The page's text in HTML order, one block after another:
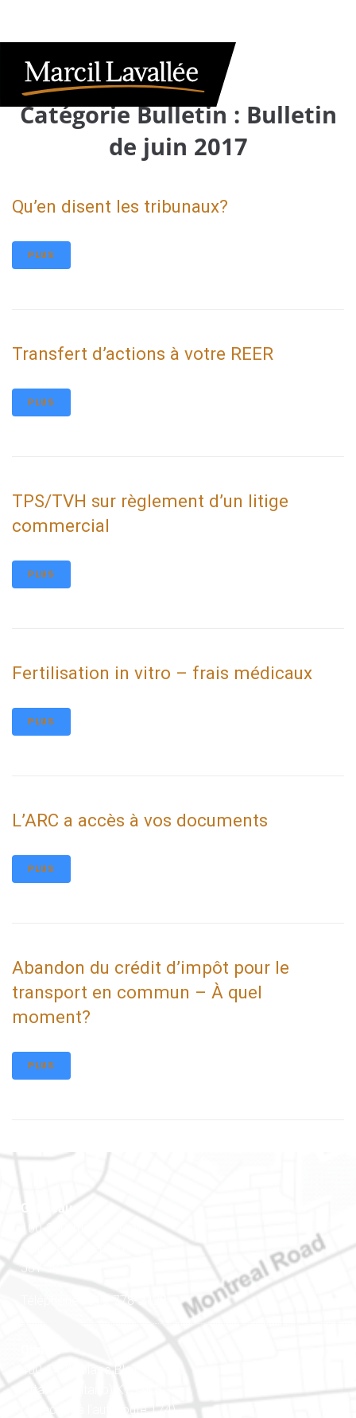
Catégorie Bulletin : Bulletin
de juin 2017
Qu’en disent les tribunaux?
PLUS
Transfert d’actions à votre REER
PLUS
TPS/TVH sur règlement d’un litige
commercial
PLUS
Fertilisation in vitro – frais médicaux
PLUS
L’ARC a accès à vos documents
PLUS
Abandon du crédit d’impôt pour le
transport en commun – À quel
moment?
PLUS
Gatineau
100-200, rue Montcalm
Gatineau (Québec)
J8Y 3B5
Téléphone : 819-778-2428
400-1420, place Blair Towers
Ottawa (Ontario) K1J 9L8
(Adjacent à l’autoroute 174)